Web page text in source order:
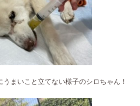
まいこと立てない様子のシロちゃん！